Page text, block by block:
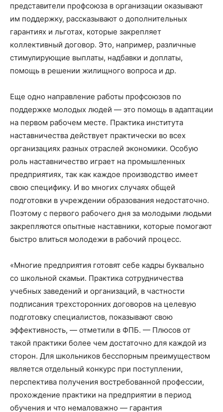
представители профсоюза в организации оказывают
им поддержку, рассказывают о дополнительных
гарантиях и льготах, которые закрепляет
коллективный договор. Это, например, различные
стимулирующие выплаты, надбавки и доплаты,
помощь в решении жилищного вопроса и др.
Еще одно направление работы профсоюзов по
поддержке молодых людей — это помощь в адаптации
на первом рабочем месте. Практика института
наставничества действует практически во всех
организациях разных отраслей экономики. Особую
роль наставничество играет на промышленных
предприятиях, так как каждое производство имеет
свою специфику. И во многих случаях общей
подготовки в учреждении образования недостаточно.
Поэтому с первого рабочего дня за молодыми людьми
закрепляются опытные наставники, которые помогают
быстро влиться молодежи в рабочий процесс.
«Многие предприятия готовят себе кадры буквально
со школьной скамьи. Практика сотрудничества
учебных заведений и организаций, в частности
подписания трехсторонних договоров на целевую
подготовку специалистов, показывают свою
эффективность, — отметили в ФПБ. — Плюсов от
такой практики более чем достаточно для каждой из
сторон. Для школьников бесспорным преимуществом
является отдельный конкурс при поступлении,
перспектива получения востребованной профессии,
прохождение практики на предприятии в период
обучения и что немаловажно — гарантия